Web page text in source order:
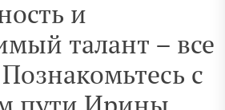
и
талант – все
с